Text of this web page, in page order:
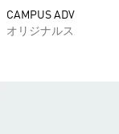
CAMPUS ADV
オリジナルス